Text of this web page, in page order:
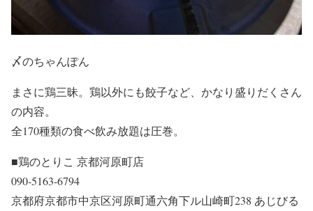
〆のちゃんぽん
まさに鶏三昧。鶏以外にも餃子など、かなり盛りだくさん
の内容。
全170種類の食べ飲み放題は圧巻。
■鶏のとりこ 京都河原町店
090-5163-6794
京都府京都市中京区河原町通六角下ル山崎町238 あじびる